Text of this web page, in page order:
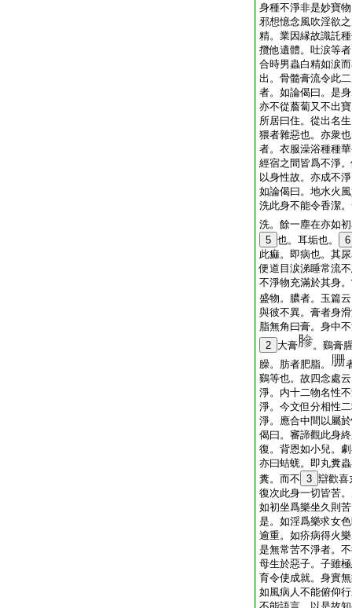
身種不淨非是妙寶
邪想憶念風吹淫欲
精。業因縁故識託
攬他遺體。吐涙等
合時男蟲白精如涙
出。骨髓膏流令此
者。如論偈曰。是
亦不從薝蔔又不出
所居曰住。從出名
猥者雜惡也。亦衆
者。衣服澡浴種種
經宿之間皆爲不淨
以身性故。亦成不
如論偈曰。地水火
洗此身不能令香潔
洗。餘一塵在亦如
5 也。耳垢也。
6
此痲。即病也。其
便道目涙涕睡常流
不淨物充滿於其身
盛物。膿者。玉篇
與彼不異。膏者身
脂無角曰膏。身中
2 大膏
。鷄膏
臊。肪者肥脂。
鷄等也。故四念處
淨。内十二物名性
淨。今文但分相性
淨。應合中間以屬
偈曰。審諦觀此身
復。背恩如小兒。
亦曰蛣蜣。即丸糞
糞。而不 3 辯歡喜
復次此身一切皆苦
如初坐爲樂坐久則
是。如淫爲樂求女
逾重。如疥病得火
是無常苦不淨者。
母生於惡子。子雖
育令使成就。身實
如風病人不能俯仰